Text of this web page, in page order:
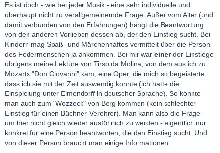
Es ist doch - wie bei jeder Musik - eine sehr individuelle und
überhaupt nicht zu verallgemeinernde Frage. Außer vom Alter (und
damit verbunden von den Erfahrungen) hängt die Beantwortung
von den anderen Vorlieben dessen ab, der den Einstieg sucht. Bei
Kindern mag Spaß- und Märchenhaftes vermittelt über die Person
des Federmenschen ja ankommen. Bei mir war einerder Einstiege
übrigens meine Lektüre von Tirso da Molina, von dem aus ich zu
Mozarts "Don Giovanni" kam, eine Oper, die mich so begeisterte,
dass ich sie mit der Zeit auswendig konnte (ich hatte die
Einspielung unter Elmendorff in deutscher Sprache). So könnte
man auch zum "Wozzeck" von Berg kommen (kein schlechter
Einstieg für einen Büchner-Verehrer). Man kann also die Frage -
um hier nicht gleich wieder ausführlich zu werden - eigentlich nur
konkret für eine Person beantworten, die den Einstieg sucht. Und
von dieser Person braucht man einige Informationen.